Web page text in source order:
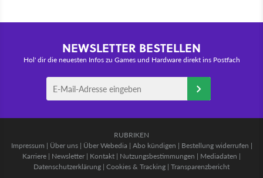
NEWSLETTER BESTELLEN
Hol' dir die neuesten Infos zu Games und Hardware direkt ins Postfach
RUBRIKEN
Impressum | Über uns| Über Webedia | Abo kündigen | Bestellung widerrufen |
Karriere | Newsletter | Kontakt | Nutzungsbestimmungen | Mediadaten |
Datenschutzerklärung | Cookies & Tracking | Transparenzbericht